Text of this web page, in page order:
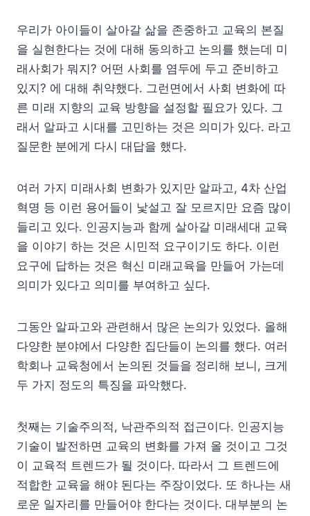
우리가 아이들이 살아갈 삶을 존중하고 교육의 본질
을 실현한다는 것에 대해 동의하고 논의를 했는데 미
래사회가 뭐지? 어떤 사회를 염두에 두고 준비하고
있지? 에 대해 취약했다. 그런면에서 사회 변화에 따
른 미래 지향의 교육 방향을 설정할 필요가 있다. 그
래서 알파고 시대를 고민하는 것은 의미가 있다. 라고
질문한 분에게 다시 대답을 했다.
여러 가지 미래사회 변화가 있지만 알파고, 4차 산업
혁명 등 이런 용어들이 낯설고 잘 모르지만 요즘 많이
들리고 있다. 인공지능과 함께 살아갈 미래세대 교육
을 이야기 하는 것은 시민적 요구이기도 하다. 이런
요구에 답하는 것은 혁신 미래교육을 만들어 가는데
의미가 있다고 의미를 부여하고 싶다.
그동안 알파고와 관련해서 많은 논의가 있었다. 올해
다양한 분야에서 다양한 집단들이 논의를 했다. 여러
학회나 교육청에서 논의된 것들을 정리해 보니, 크게
두 가지 정도의 특징을 파악했다.
첫째는 기술주의적, 낙관주의적 접근이다. 인공지능
기술이 발전하면 교육의 변화를 가져 올 것이고 그것
이 교육적 트렌드가 될 것이다. 따라서 그 트렌드에
적합한 교육을 해야 된다는 주장이었다. 또 하나는 새
로운 일자리를 만들어야 한다는 것이다. 대부분의 논